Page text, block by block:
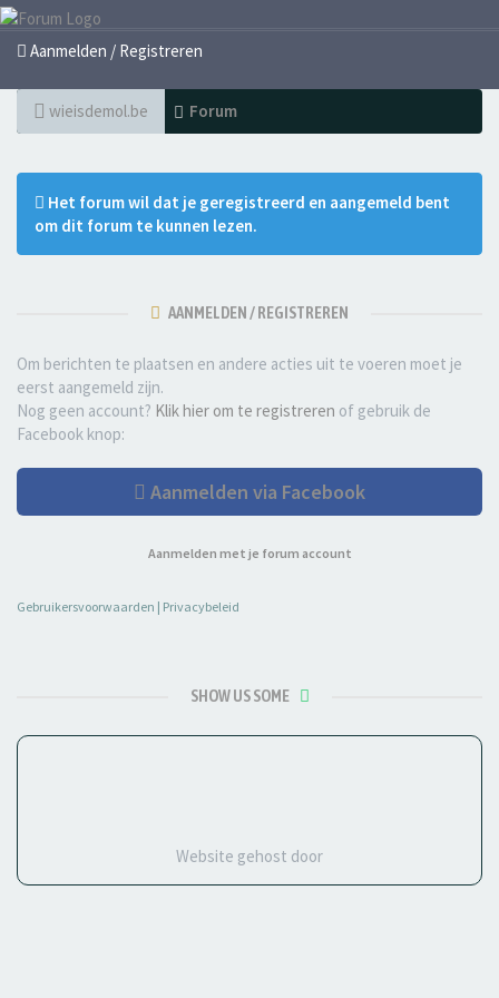
Aanmelden / Registreren
wieisdemol.be Forum
Het forum wil dat je geregistreerd en aangemeld bent
om dit forum te kunnen lezen.
AANMELDEN / REGISTREREN
Om berichten te plaatsen en andere acties uit te voeren moet je
eerst aangemeld zijn.
Nog geen account? Klik hier om te registreren of gebruik de
Facebook knop:
Aanmelden via Facebook
Aanmelden met je forum account
Gebruikersvoorwaarden | Privacybeleid
SHOW US SOME
Website gehost door